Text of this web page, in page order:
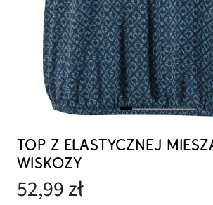
TOP Z ELASTYCZNEJ
WISKOZY
52,99 zł